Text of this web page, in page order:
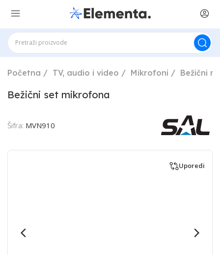
Početna TV, audio i video Mikrofoni Bežični
Bežični set mikrofona
Šifra: MVN910
Uporedi